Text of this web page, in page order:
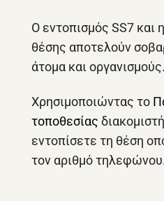
Ο εντοπισμός SS7 και
θέσης αποτελούν
άτομα και οργανισμούς.
Χρησιμοποιώντας το
τοποθεσίας
εντοπίσετε τη θέση
τον αριθμό